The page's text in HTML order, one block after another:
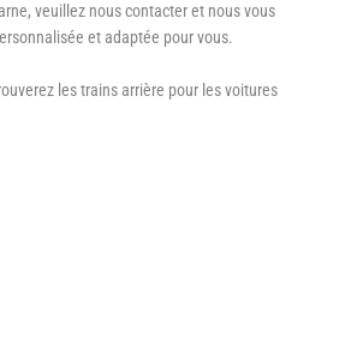
veuillez nous contacter et nous vous
et adaptée pour vous.
les trains arrière pour les voitures